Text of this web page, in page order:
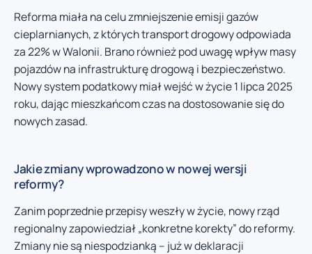
Reforma miała na celu zmniejszenie emisji gazów
cieplarnianych, z których transport drogowy odpowiada
za 22% w Walonii. Brano również pod uwagę wpływ masy
pojazdów na infrastrukturę drogową i bezpieczeństwo.
Nowy system podatkowy miał wejść w życie 1 lipca 2025
roku, dając mieszkańcom czas na dostosowanie się do
nowych zasad.
Jakie zmiany wprowadzono w nowej wersji
reformy?
Zanim poprzednie przepisy weszły w życie, nowy rząd
regionalny zapowiedział „konkretne korekty” do reformy.
Zmiany nie są niespodzianką – już w deklaracji